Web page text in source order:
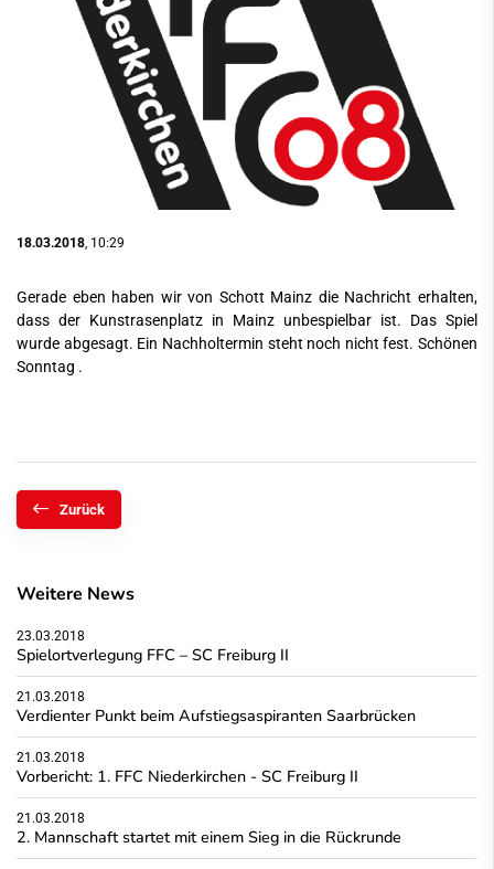
18.03.2018 , 10:29
Gerade eben haben wir von Schott Mainz die Nachricht erhalten,
dass der Kunstrasenplatz in Mainz unbespielbar ist. Das Spiel
wurde abgesagt. Ein Nachholtermin steht noch nicht fest. Schönen
Sonntag .
Zurück
Weitere News
23.03.2018
Spielortverlegung FFC – SC Freiburg II
21.03.2018
Verdienter Punkt beim Aufstiegsaspiranten Saarbrücken
21.03.2018
Vorbericht: 1. FFC Niederkirchen - SC Freiburg II
21.03.2018
2. Mannschaft startet mit einem Sieg in die Rückrunde